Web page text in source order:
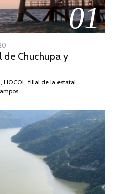
01
DE
2026
Chuchupa y
HOCOL, filial de la estatal
…